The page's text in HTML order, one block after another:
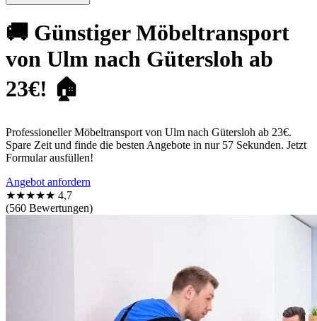
🚚 Günstiger Möbeltransport
von Ulm nach Gütersloh ab
23€! 🏠
Professioneller Möbeltransport von Ulm nach Gütersloh ab 23€.
Spare Zeit und finde die besten Angebote in nur 57 Sekunden. Jetzt
Formular ausfüllen!
Angebot anfordern
★★★★★ 4,7
(560 Bewertungen)